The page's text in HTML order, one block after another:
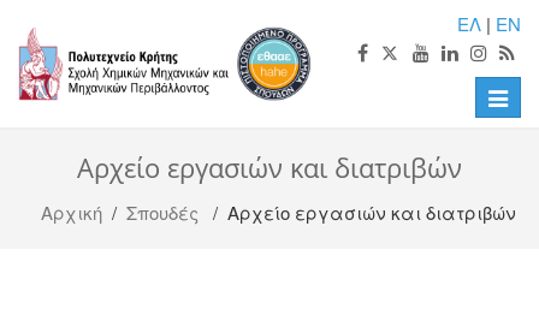
ΕΛ | EN
Toggle
Αρχείο εργασιών και διατριβών
Αρχική / Σπουδές / Αρχείο εργασιών και διατριβών